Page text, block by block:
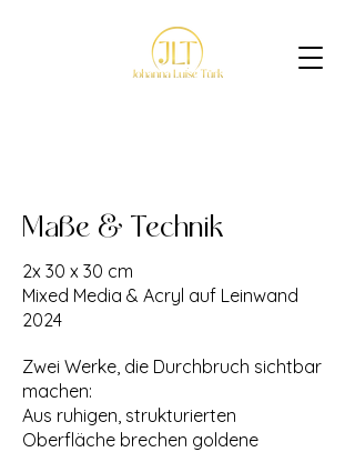
Maße & Technik
2x 30 x 30 cm
Mixed Media & Acryl auf Leinwand
2024
Zwei Werke, die Durchbruch sichtbar
machen:
Aus ruhigen, strukturierten
Oberfläche brechen goldene